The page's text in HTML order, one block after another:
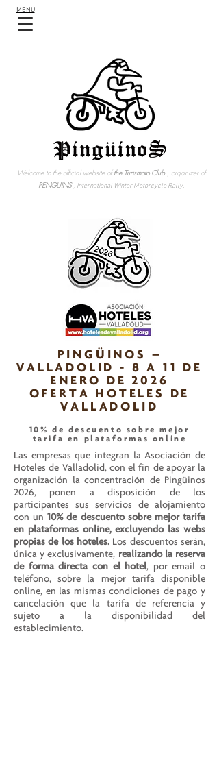
MENU
Welcome to the official website ofthe Turismoto Club, organizer of
PENGUINS, International Winter Motorcycle Rally.
PINGÜINOS –
VALLADOLID - 8 A 11 DE
ENERO DE 2026
OFERTA HOTELES DE
VALLADOLID
10% de descuento sobre mejor
tarifa en plataformas online
Las empresas que integran la Asociación de
Hoteles de Valladolid, con el fin de apoyar la
organización la concentración de Pingüinos
2026, ponen a disposición de los
participantes sus servicios de alojamiento
con un10% de descuento sobre mejor tarifa
en plataformas online, excluyendo las webs
propias de los hoteles. Los descuentos serán,
única y exclusivamente, realizando la reserva
de forma directa con el hotel, por email o
teléfono, sobre la mejor tarifa disponible
online, en las mismas condiciones de pago y
cancelación que la tarifa de referencia y
sujeto a la disponibilidad del
establecimiento.